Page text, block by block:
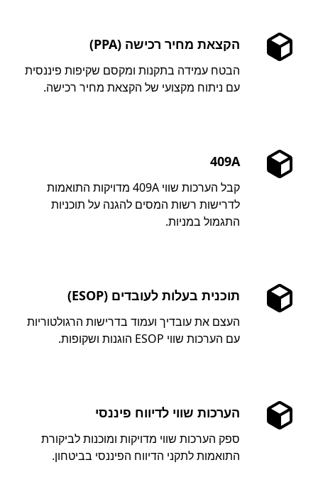
הקצאת מחיר רכישה (PPA)
הבטח עמידה בתקנות ומקסם שקיפות פיננסית
עם ניתוח מקצועי של הקצאת מחיר רכישה.
409A
קבל הערכות שווי 409A מדויקות התואמות
לדרישות רשות המסים להגנה על תוכניות
התגמול במניות.
תוכנית בעלות לעובדים (ESOP)
העצם את עובדיך ועמוד בדרישות הרגולטוריות
עם הערכות שווי ESOP הוגנות ושקופות.
הערכות שווי לדיווח פיננסי
ספק הערכות שווי מדויקות ומוכנות לביקורת
התואמות לתקני הדיווח הפיננסי בביטחון.